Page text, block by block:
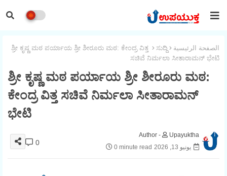
الصفحة الرئيسية ಸುದ್ದಿ
ಶ್ರೀ ಕೃಷ್ಣ ಮಠ ಪರ್ಯಾಯ ಶ್ರೀ ಶೀರೂರು ಮಠ: ಕೇಂದ್ರ ವಿತ್ತ
ಸಚಿವೆ ನಿರ್ಮಲಾ ಸೀತಾರಾಮನ್ ಭೇಟಿ
ಶ್ರೀ ಕೃಷ್ಣ ಮಠ ಪರ್ಯಾಯ ಶ್ರೀ ಶೀರೂರು ಮಠ:
ಕೇಂದ್ರ ವಿತ್ತ ಸಚಿವೆ ನಿರ್ಮಲಾ ಸೀತಾರಾಮನ್
ಭೇಟಿ
Upayuktha
يونيو 13, 2026
0 minute read
0